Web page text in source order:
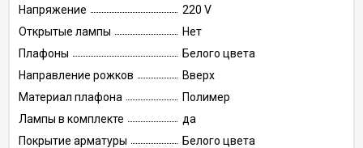
Напряжение
220 V
Открытые лампы
Нет
Плафоны
Белого цвета
Направление рожков
Вверх
Материал плафона
Полимер
Лампы в комплекте
да
Покрытие арматуры
Белого цвета